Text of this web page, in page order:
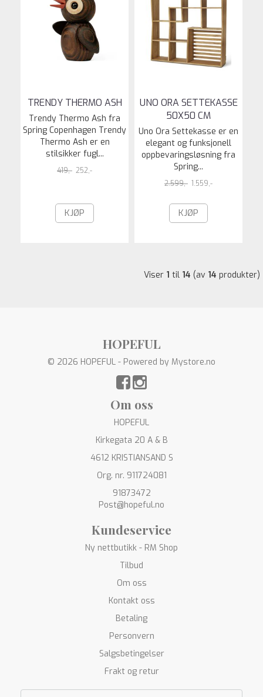
TRENDY THERMO ASH
Trendy Thermo Ash fra
Spring Copenhagen Trendy
Thermo Ash er en
stilsikker fugl...
419,- 252,-
KJØP
UNO ORA SETTEKASSE
50X50 CM
Uno Ora Settekasse er en
elegant og funksjonell
oppbevaringsløsning fra
Spring...
2.599,- 1.559,-
KJØP
Viser 1 til 14 (av 14 produkter)
HOPEFUL
© 2026 HOPEFUL - Powered by Mystore.no
Om oss
HOPEFUL
Kirkegata 20 A & B
4612 KRISTIANSAND S
Org. nr. 911724081
91873472
Post@hopeful.no
Kundeservice
Ny nettbutikk - RM Shop
Tilbud
Om oss
Kontakt oss
Betaling
Personvern
Salgsbetingelser
Frakt og retur